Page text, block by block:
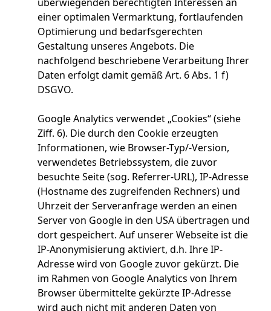
einer optimalen Vermarktung, fortlaufenden
Optimierung und bedarfsgerechten
Gestaltung unseres Angebots. Die
nachfolgend beschriebene Verarbeitung Ihrer
Daten erfolgt damit gemäß Art. 6 Abs. 1 f)
DSGVO.
Google Analytics verwendet „Cookies“ (siehe
Ziff. 6). Die durch den Cookie erzeugten
Informationen, wie Browser-Typ/-Version,
verwendetes Betriebssystem, die zuvor
besuchte Seite (sog. Referrer-URL), IP-Adresse
(Hostname des zugreifenden Rechners) und
Uhrzeit der Serveranfrage werden an einen
Server von Google in den USA übertragen und
dort gespeichert. Auf unserer Webseite ist die
IP-Anonymisierung aktiviert, d.h. Ihre IP-
Adresse wird von Google zuvor gekürzt. Die
im Rahmen von Google Analytics von Ihrem
Browser übermittelte gekürzte IP-Adresse
wird auch nicht mit anderen Daten von